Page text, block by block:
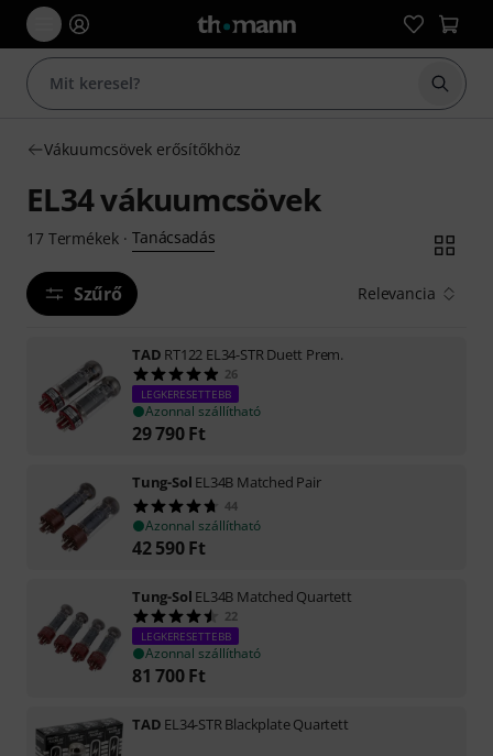
Vákuumcsövek erősítőkhöz
EL34 vákuumcsövek
17 Termékek· Tanácsadás
Szűrő Relevancia
TAD RT122 EL34-STR Duett Prem.
26
LEGKERESETTEBB
Azonnal szállítható
29 790 Ft
Tung-Sol EL34B Matched Pair
44
Azonnal szállítható
42 590 Ft
Tung-Sol EL34B Matched Quartett
22
LEGKERESETTEBB
Azonnal szállítható
81 700 Ft
TAD EL34-STR Blackplate Quartett